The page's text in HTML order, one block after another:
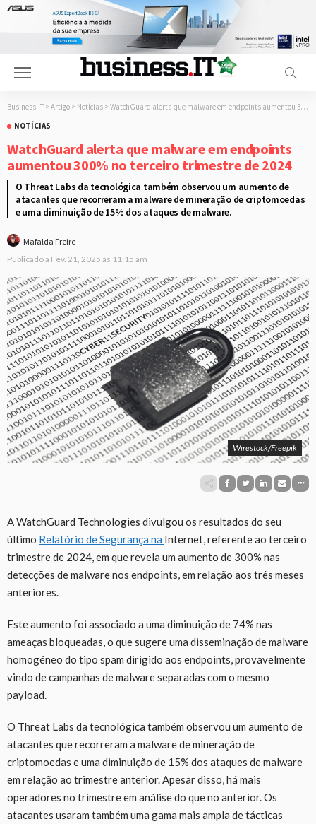
Business-IT > Artigo > Notícias > WatchGuard alerta que malware em endpoints aumentou 300% no terceiro trimestre de 2024
NOTÍCIAS
WatchGuard alerta que malware em endpoints
aumentou 300% no terceiro trimestre de 2024
O Threat Labs da tecnológica também observou um aumento de
atacantes que recorreram a malware de mineração de criptomoedas
e uma diminuição de 15% dos ataques de malware.
Mafalda Freire
Publicado a Fev. 21, 2025 às 11:15 am
Wirestock/Freepik
A WatchGuard Technologies divulgou os resultados do seu
último Relatório de Segurança na Internet, referente ao terceiro
trimestre de 2024, em que revela um aumento de 300% nas
detecções de malware nos endpoints, em relação aos três meses
anteriores.
Este aumento foi associado a uma diminuição de 74% nas
ameaças bloqueadas, o que sugere uma disseminação de malware
homogéneo do tipo spam dirigido aos endpoints, provavelmente
vindo de campanhas de malware separadas com o mesmo
payload.
O Threat Labs da tecnológica também observou um aumento de
atacantes que recorreram a malware de mineração de
criptomoedas e uma diminuição de 15% dos ataques de malware
em relação ao trimestre anterior. Apesar disso, há mais
operadores no trimestre em análise do que no anterior. Os
atacantes usaram também uma gama mais ampla de tácticas